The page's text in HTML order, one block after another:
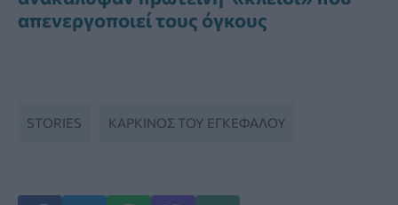
απενεργοποιεί τους όγκους
STORIES ΚΑΡΚΊΝΟΣ ΤΟΥ ΕΓΚΕΦΆΛΟΥ